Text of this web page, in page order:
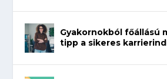
Gyakornokból főállású
tipp a sikeres